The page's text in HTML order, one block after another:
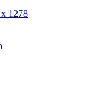
1278